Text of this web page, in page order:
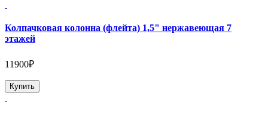
Колпачковая колонна (флейта) 1,5" нержавеющая 7
этажей
11900₽
Купить